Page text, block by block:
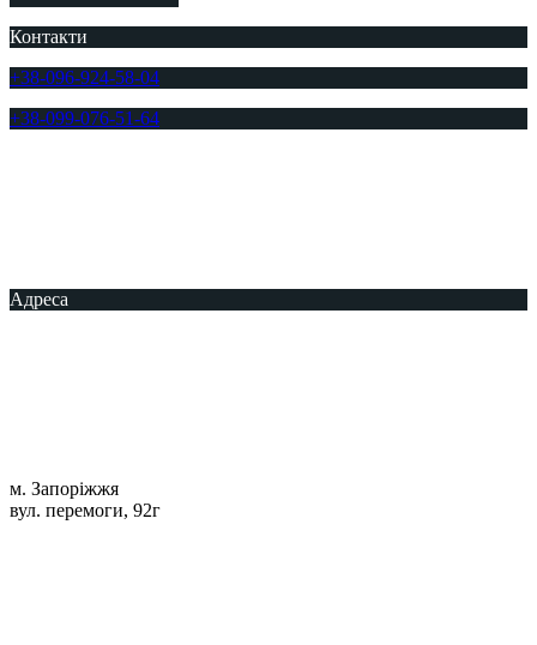
Контакти
+38-096-924-58-04
+38-099-076-51-64
Адреса
м. Запоріжжя
вул. перемоги, 92г